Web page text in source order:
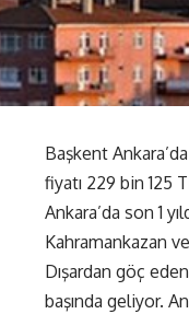
Başkent
fiyatı 229 bin 125
Ankara’da son 1
Kahramankazan
Dışardan göç
başında geliyor.